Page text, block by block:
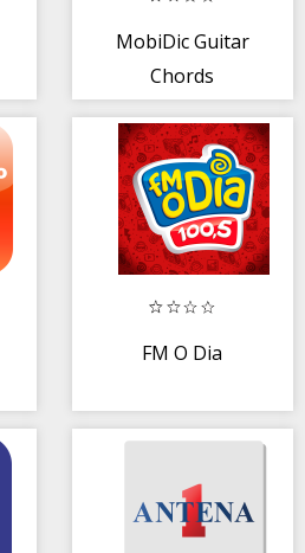
MobiDic Guitar
Chords
FM O Dia